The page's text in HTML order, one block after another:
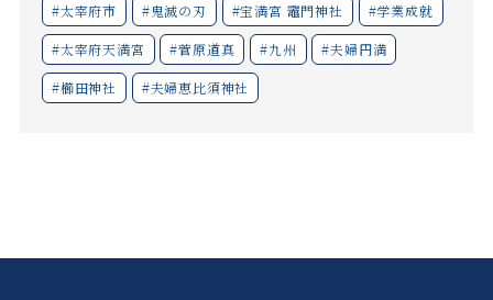
#太宰府市 #鬼滅の刃 #宝満宮 竈門神社 #学業成就
#太宰府天満宮 #菅原道真 #九州 #夫婦円満
#櫛田神社 #夫婦恵比須神社